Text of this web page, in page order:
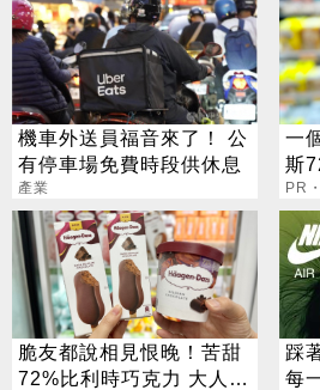
機車外送員福音來了！ 公
有停車場免費時段供休息
產業
一
斯
共
PR
脆友都說相見恨晚！苦甜
72%比利時巧克力 大人味
踩
每